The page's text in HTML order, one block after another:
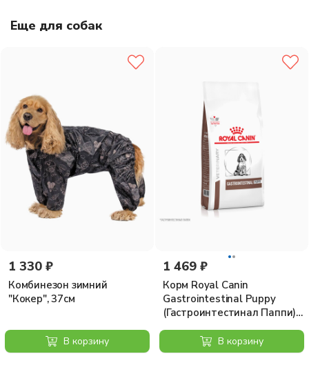
Еще для собак
1 330 ₽
Комбинезон зимний
"Кокер", 37см
В корзину
1 469 ₽
Корм Royal Canin
Gastrointestinal Puppy
(Гастроинтестинал Паппи)
сухой для щенков при
расстройствах
пищеварения, 1 кг
В корзину